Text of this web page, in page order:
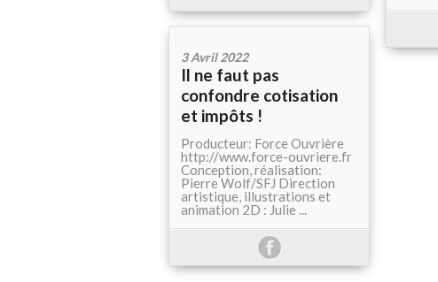
3 Avril 2022
Il ne faut pas
confondre cotisation
et impôts !
Producteur: Force Ouvrière
http://www.force-ouvriere.fr
Conception, réalisation:
Pierre Wolf/SFJ Direction
artistique, illustrations et
animation 2D : Julie ...